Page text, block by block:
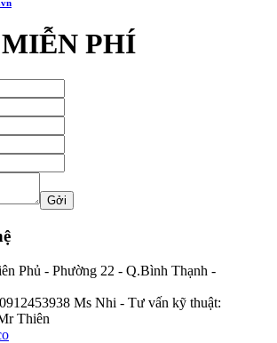
PHÍ
Phủ - Phường 22 - Q.Bình Thạnh -
Ms Nhi - Tư vấn kỹ thuật:
Thiên